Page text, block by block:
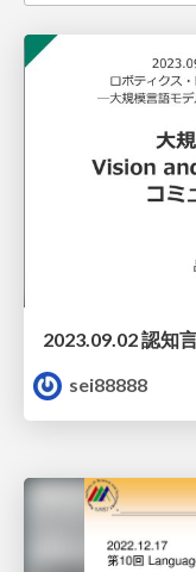
2023.09.02 認知
sei88888